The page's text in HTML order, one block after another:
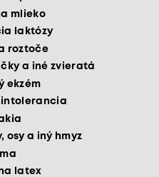
mlieko
laktózy
roztoče
a iné zvieratá
ekzém
intolerancia
osy a iný hmyz
latex